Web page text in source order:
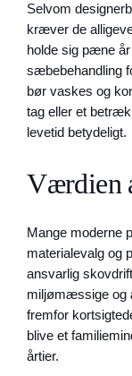
Selvom
kræver de
holde sig pæne
sæbebehandling
bør vaskes og
tag eller et
levetid betydeligt.
Værdien
Mange moderne
materialevalg og
ansvarlig
miljømæssige og
fremfor
blive et
årtier.